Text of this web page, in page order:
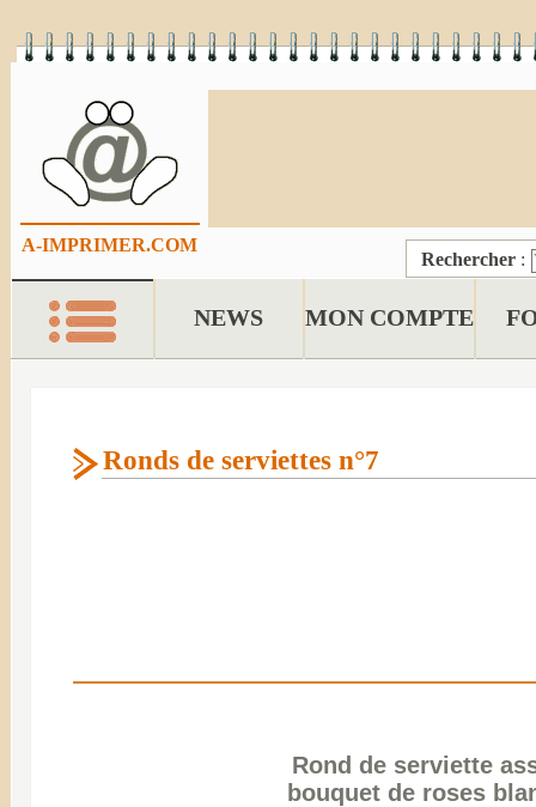
A-IMPRIMER.COM
Rechercher :
NEWS MON COMPTE
Ronds de serviettes n°7
Rond de serviette
bouquet de roses